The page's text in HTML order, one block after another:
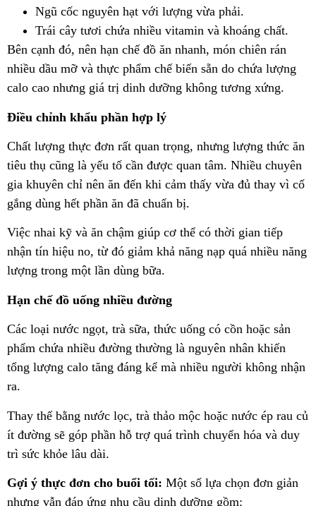
Ngũ cốc nguyên hạt với lượng vừa phải.
Trái cây tươi chứa nhiều vitamin và khoáng chất.
Bên cạnh đó, nên hạn chế đồ ăn nhanh, món chiên rán
nhiều dầu mỡ và thực phẩm chế biến sẵn do chứa lượng
calo cao nhưng giá trị dinh dưỡng không tương xứng.
Điều chỉnh khẩu phần hợp lý
Chất lượng thực đơn rất quan trọng, nhưng lượng thức ăn
tiêu thụ cũng là yếu tố cần được quan tâm. Nhiều chuyên
gia khuyên chỉ nên ăn đến khi cảm thấy vừa đủ thay vì cố
gắng dùng hết phần ăn đã chuẩn bị.
Việc nhai kỹ và ăn chậm giúp cơ thể có thời gian tiếp
nhận tín hiệu no, từ đó giảm khả năng nạp quá nhiều năng
lượng trong một lần dùng bữa.
Hạn chế đồ uống nhiều đường
Các loại nước ngọt, trà sữa, thức uống có cồn hoặc sản
phẩm chứa nhiều đường thường là nguyên nhân khiến
tổng lượng calo tăng đáng kể mà nhiều người không nhận
ra.
Thay thế bằng nước lọc, trà thảo mộc hoặc nước ép rau củ
ít đường sẽ góp phần hỗ trợ quá trình chuyển hóa và duy
trì sức khỏe lâu dài.
Gợi ý thực đơn cho buổi tối: Một số lựa chọn đơn giản
nhưng vẫn đáp ứng nhu cầu dinh dưỡng gồm: